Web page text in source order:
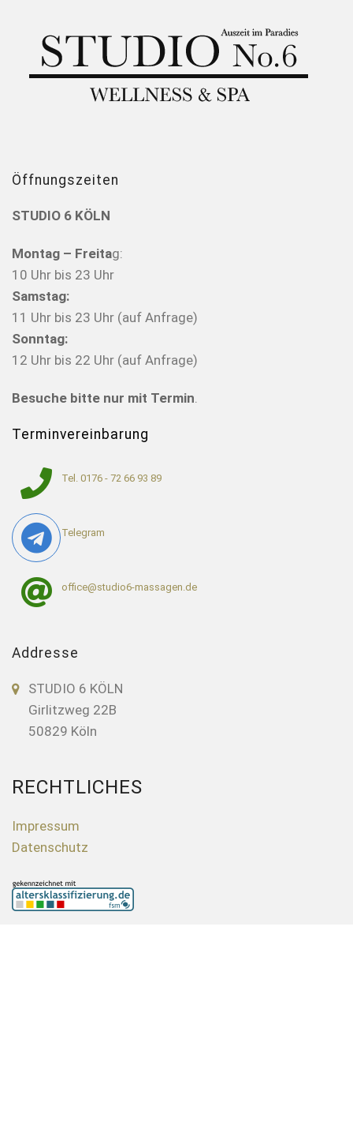
Öffnungszeiten
STUDIO 6 KÖLN
Montag – Freitag:
10 Uhr bis 23 Uhr
Samstag:
11 Uhr bis 23 Uhr (auf Anfrage)
Sonntag:
12 Uhr bis 22 Uhr (auf Anfrage)
Besuche bitte nur mit Termin.
Terminvereinbarung
Tel. 0176 - 72 66 93 89
Telegram
office@studio6-massagen.de
Addresse
STUDIO 6 KÖLN
Girlitzweg 22B
50829 Köln
RECHTLICHES
Impressum
Datenschutz